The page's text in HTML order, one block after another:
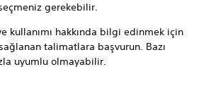
gerekebilir.
kullanımı hakkında bilgi edinmek için
talimatlara başvurun. Bazı
uyumlu olmayabilir.